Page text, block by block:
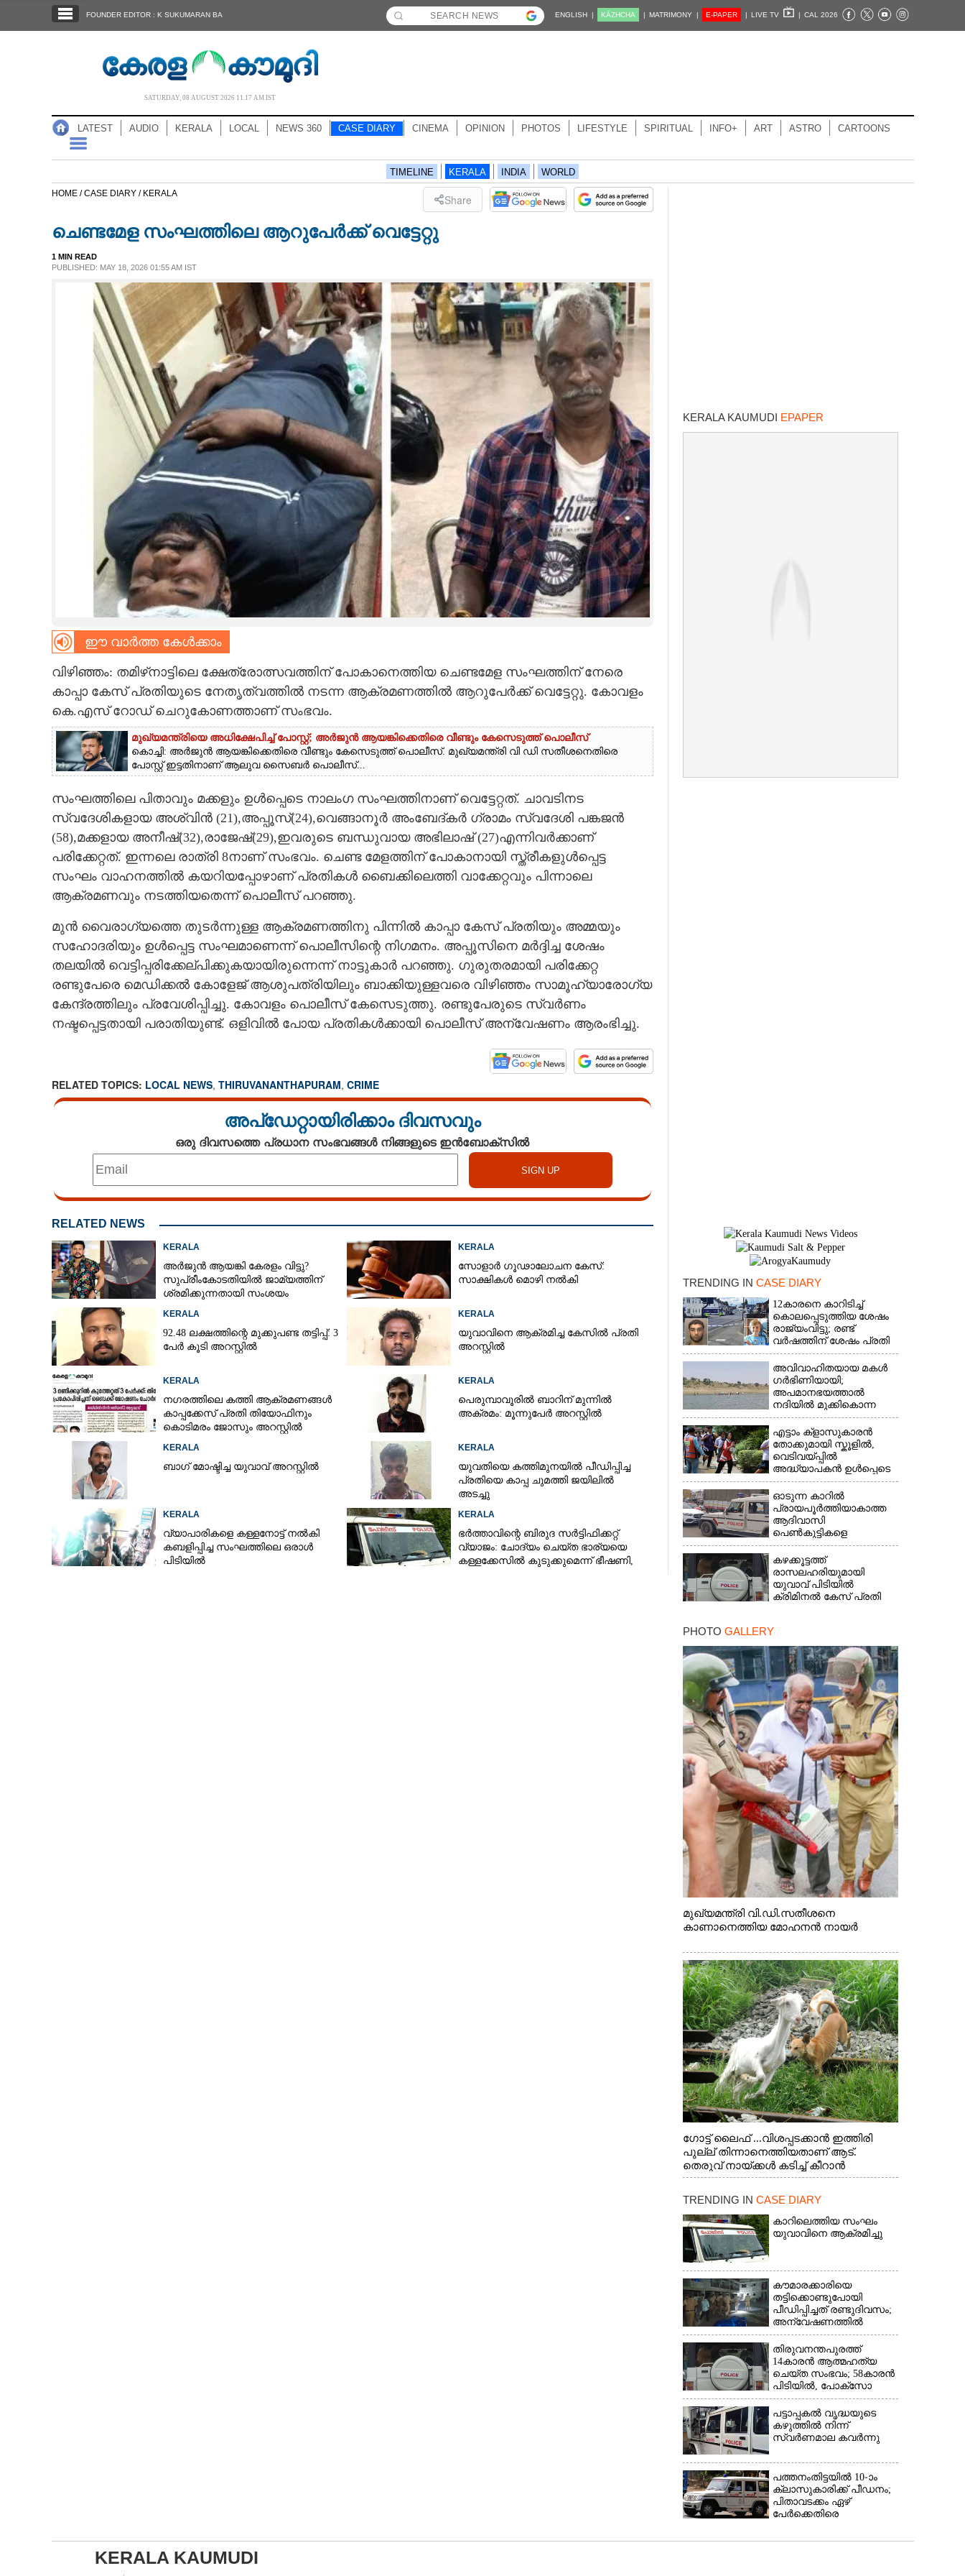
NOTIFIED NEWS
CARTOONS
LITERATURE
FOUNDER EDITOR : K SUKUMARAN BA ENGLISH | KĀZHCHA | MATRIMONY | E-PAPER | LIVE TV | CAL 2026
SATURDAY, 08 AUGUST 2026 11.17 AM IST
LATEST AUDIO KERALA LOCAL NEWS 360 CASE DIARY CINEMA OPINION PHOTOS LIFESTYLE SPIRITUAL INFO+ ART ASTRO CARTOONS
TIMELINE KERALA INDIA WORLD
HOME /CASE DIARY / KERALA Share
ചെണ്ടമേള സംഘത്തിലെ ആറുപേർക്ക് വെട്ടേറ്റു
1 MIN READ
PUBLISHED: MAY 18, 2026 01:55 AM IST
ഈ വാർത്ത കേൾക്കാം
വിഴിഞ്ഞം: തമിഴ്‌നാട്ടിലെ ക്ഷേത്രോത്സവത്തിന് പോകാനെത്തിയ ചെണ്ടമേള സംഘത്തിന് നേരെ
കാപ്പാ കേസ് പ്രതിയുടെ നേതൃത്വത്തിൽ നടന്ന ആക്രമണത്തിൽ ആറുപേർക്ക് വെട്ടേറ്റു. കോവളം
കെ.എസ് റോഡ് ചെറുകോണത്താണ് സംഭവം.
മുഖ്യമന്ത്രിയെ അധിക്ഷേപിച്ച് പോസ്റ്റ്; അർജുൻ ആയങ്കിക്കെതിരെ വീണ്ടും കേസെടുത്ത് പൊലീസ്
കൊച്ചി: അർജുൻ ആയങ്കിക്കെതിരെ വീണ്ടും കേസെടുത്ത് പൊലീസ്. മുഖ്യമന്ത്രി വി ഡി സതീശനെതിരെ
പോസ്റ്റ് ഇട്ടതിനാണ് ആലുവ സൈബർ പൊലീസ്...
സംഘത്തിലെ പിതാവും മക്കളും ഉൾപ്പെടെ നാലംഗ സംഘത്തിനാണ് വെട്ടേറ്റത്. ചാവടിനട
സ്വദേശികളായ അശ്വിൻ (21),അപ്പൂസ്(24),വെങ്ങാനൂർ അംബേദ്കർ ഗ്രാമം സ്വദേശി പങ്കജൻ
(58),മക്കളായ അനീഷ്(32),രാജേഷ്(29),ഇവരുടെ ബന്ധുവായ അഭിലാഷ് (27)എന്നിവർക്കാണ്
പരിക്കേറ്റത്. ഇന്നലെ രാത്രി 8നാണ് സംഭവം. ചെണ്ട മേളത്തിന് പോകാനായി സ്ത്രീകളുൾപ്പെട്ട
സംഘം വാഹനത്തിൽ കയറിയപ്പോഴാണ് പ്രതികൾ ബൈക്കിലെത്തി വാക്കേറ്റവും പിന്നാലെ
ആക്രമണവും നടത്തിയതെന്ന് പൊലീസ് പറഞ്ഞു.
മുൻ വൈരാഗ്യത്തെ തുടർന്നുള്ള ആക്രമണത്തിനു പിന്നിൽ കാപ്പാ കേസ് പ്രതിയും അമ്മയും
സഹോദരിയും ഉൾപ്പെട്ട സംഘമാണെന്ന് പൊലീസിന്റെ നിഗമനം. അപ്പൂസിനെ മർദ്ദിച്ച ശേഷം
തലയിൽ വെട്ടിപ്പരിക്കേല്പിക്കുകയായിരുന്നെന്ന് നാട്ടുകാർ പറഞ്ഞു. ഗുരുതരമായി പരിക്കേറ്റ
രണ്ടുപേരെ മെഡിക്കൽ കോളേജ് ആശുപത്രിയിലും ബാക്കിയുള്ളവരെ വിഴിഞ്ഞം സാമൂഹ്യാരോഗ്യ
കേന്ദ്രത്തിലും പ്രവേശിപ്പിച്ചു. കോവളം പൊലീസ് കേസെടുത്തു. രണ്ടുപേരുടെ സ്വർണം
നഷ്ടപ്പെട്ടതായി പരാതിയുണ്ട്. ഒളിവിൽ പോയ പ്രതികൾക്കായി പൊലീസ് അന്വേഷണം ആരംഭിച്ചു.
RELATED TOPICS: LOCAL NEWS, THIRUVANANTHAPURAM, CRIME
അപ്ഡേറ്റായിരിക്കാം ദിവസവും
ഒരു ദിവസത്തെ പ്രധാന സംഭവങ്ങൾ നിങ്ങളുടെ ഇൻബോക്സിൽ
RELATED NEWS
KERALA
അർജുൻ ആയങ്കി കേരളം വിട്ടു?
സുപ്രീംകോടതിയിൽ ജാമ്യത്തിന്
ശ്രമിക്കുന്നതായി സംശയം
KERALA
സോളാർ ഗൂഢാലോചന കേസ്:
സാക്ഷികൾ മൊഴി നൽകി
KERALA
92.48 ലക്ഷത്തിന്റെ മുക്കുപണ്ട തട്ടിപ്പ്: 3
പേർ കൂടി അറസ്റ്റിൽ
KERALA
യുവാവിനെ ആക്രമിച്ച കേസിൽ പ്രതി
അറസ്റ്റിൽ
KERALA
നഗരത്തിലെ കത്തി ആക്രമണങ്ങൾ
കാപ്പക്കേസ് പ്രതി തിയോഫിനും
കൊടിമരം ജോസും അറസ്റ്റിൽ
KERALA
പെരുമ്പാവൂരിൽ ബാറിന് മുന്നിൽ
അക്രമം: മൂന്നുപേർ അറസ്റ്റിൽ
KERALA
ബാഗ് മോഷ്ടിച്ച യുവാവ് അറസ്റ്റിൽ
KERALA
യുവതിയെ കത്തിമുനയിൽ പീഡിപ്പിച്ച
പ്രതിയെ കാപ്പ ചുമത്തി ജയിലിൽ
അടച്ചു
KERALA
വ്യാപാരികളെ കള്ളനോട്ട് നൽകി
കബളിപ്പിച്ച സംഘത്തിലെ ഒരാൾ
പിടിയിൽ
KERALA
ഭർത്താവിന്റെ ബിരുദ സർട്ടിഫിക്കറ്റ്
വ്യാജം: ചോദ്യം ചെയ്ത ഭാര്യയെ
കള്ളക്കേസിൽ കുടുക്കുമെന്ന് ഭീഷണി,
KERALA KAUMUDI EPAPER
TRENDING IN CASE DIARY
12കാരനെ കാറിടിച്ച്
കൊലപ്പെടുത്തിയ ശേഷം
രാജ്യംവിട്ടു; രണ്ട്
വർഷത്തിന് ശേഷം പ്രതി
പിടിയിൽ
അവിവാഹിതയായ മകൾ
ഗർഭിണിയായി;
അപമാനഭയത്താൽ
നദിയിൽ മുക്കികൊന്ന
പിതാവ് അറസ്റ്റിൽ
എട്ടാം ക്ളാസുകാരൻ
തോക്കുമായി സ്കൂളിൽ,
വെടിവയ്പ്പിൽ
അദ്ധ്യാപകൻ ഉൾപ്പെടെ
രണ്ടുമരണം; 15 പേർക്ക്
പരിക്ക്
ഓടുന്ന കാറിൽ
പ്രായപൂർത്തിയാകാത്ത
ആദിവാസി
പെൺകുട്ടികളെ
കൂട്ടബലാത്സംഗത്തിന്
ഇരയാക്കി; മൂന്ന് പേർ
പിടിയിൽ
കഴക്കൂട്ടത്ത്
രാസലഹരിയുമായി
യുവാവ് പിടിയിൽ
ക്രിമിനൽ കേസ് പ്രതി
PHOTO GALLERY
മുഖ്യമന്ത്രി വി.ഡി.സതീശനെ
കാണാനെത്തിയ മോഹനൻ നായർ
ഗോട്ട് ലൈഫ് ...വിശപ്പടക്കാൻ ഇത്തിരി
പുല്ല് തിന്നാനെത്തിയതാണ് ആട്.
തെരുവ് നായ്ക്കൾ കടിച്ച് കീറാൻ
വന്നതോടെ വയറിന്റെ ആന്തൽ മറന്ന്
വാത്തുരുത്തിയിൽ നിന്നുള്ള കാഴ്ച
TRENDING IN CASE DIARY
കാറിലെത്തിയ സംഘം
യുവാവിനെ ആക്രമിച്ചു
കൗമാരക്കാരിയെ
തട്ടിക്കൊണ്ടുപോയി
പീഡിപ്പിച്ചത് രണ്ടുദിവസം;
അന്വേഷണത്തിൽ
നിർണായകമായത്
ഓൺലൈൻ ഫുഡ്
ഡെലിവറി
തിരുവനന്തപുരത്ത്
14കാരൻ ആത്മഹത്യ
ചെയ്ത സംഭവം; 58കാരൻ
പിടിയിൽ, പോക്‌സോ
ചുമത്തി അറസ്റ്റ്
പട്ടാപ്പകൽ വൃദ്ധയുടെ
കഴുത്തിൽ നിന്ന്
സ്വർണമാല കവർന്നു
പത്തനംതിട്ടയിൽ 10-ാം
ക്ലാസുകാരിക്ക് പീഡനം;
പിതാവടക്കം ഏഴ്
പേർക്കെതിരെ
മൂന്നുപേർ അറസ്റ്റിൽ
KERALA KAUMUDI
×